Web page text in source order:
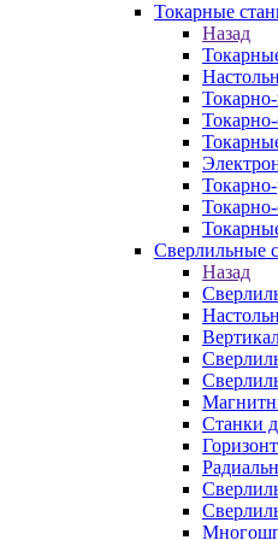
Токарные
Назад
Сверлильные
Назад
Станки